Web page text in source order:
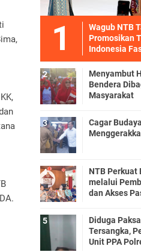
Wagub NTB
Promosikan
Indonesia
Menyambut
Bendera
Masyarakat
Cagar
NTB Perkuat
melalui
dan Akses
Diduga
Tersangka,
Unit PPA